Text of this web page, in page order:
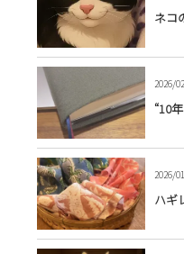
ネコ
2026/
“10
2026/
ハギ